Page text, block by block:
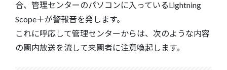
合、管理センターのパソコンに入っているLightning
Scope＋が警報音を発します。
これに呼応して管理センターからは、次のような内容
の園内放送を流して来園者に注意喚起します。